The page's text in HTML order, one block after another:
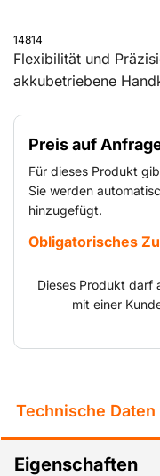
14814
Flexibilität und
akkubetriebene
Eintauchfunktion
werden. Die ideale
beispielsweise
anderen Sägeblatt
Maschine arbeitet
auch in alle anderen
Preis auf
Für dieses Produkt
Sie werden
hinzugefügt.
Obligatorisches
Dieses Produkt darf
mit einer
Technische Daten
Eigenschaften